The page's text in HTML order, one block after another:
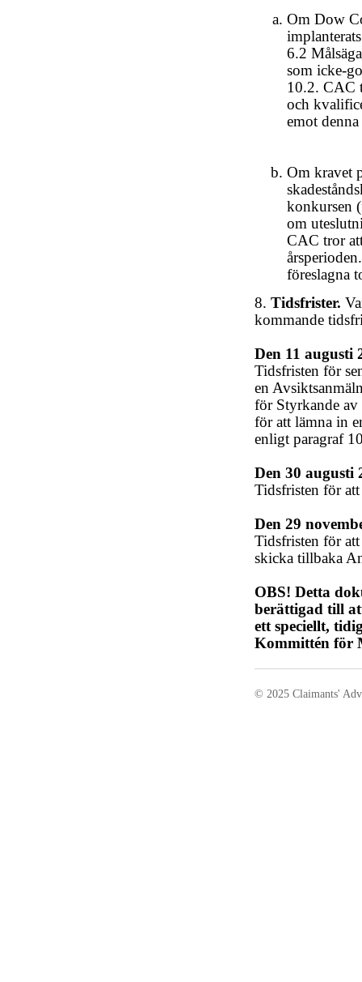
Om Dow
6.2
som icke-
10.2. CAC
och
emot
Om kravet
konkursen
om
CAC tror
föreslagna
8. Tidsfrister.
kommande
Den 11 augusti
Tidsfristen för
en
för Styrkande av
för att lämna in
enligt paragraf
Den 30 augusti
Tidsfristen för
Den 29
Tidsfristen för
skicka tillbaka
OBS! Detta
berättigad till
ett speciellt,
Kommittén för
© 2025 Claimants'